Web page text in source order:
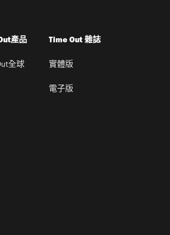
產品
全球
Time Out 雜誌
實體版
電子版